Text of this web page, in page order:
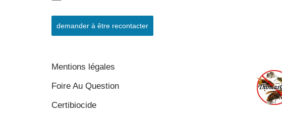
demander à être recontacter
Mentions légales
Foire Au Question
Certibiocide